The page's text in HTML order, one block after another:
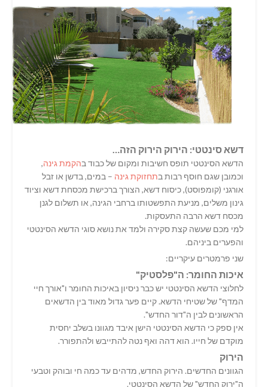
דשא סינטטי: הירוק הירוק הזה…
הדשא הסינטטי תופס חשיבות ומקום של כבוד בהקמת גינה,
וכמובן שגם חוסף רבות בתחזוקת גינה – במים, בדשן או זבל
אורגני (קומפוסט), כיסוח דשא, הצורך ברכישת מכסחת דשא וציוד
גינון משלים, מניעת התפשטותו ברחבי הגינה, או תשלום לגנן
מכסח דשא הרבה התעסקות.
למי מכם שעשה קצת סקירה ולמד את נושא סוגי הדשא הסינטטי
והפערים ביניהם.
שני פרמטרים עיקריים:
איכות החומר: ה"פלסטיק"
לחלוצי הדשא הסינטטי יש כבר ניסיון באיכות החומר ו"אורך חיי
המדף" של שטיחי הדשא. קיים פער גדול מאוד בין הדשאים
הראשונים לבין ה"דור החדש".
אין ספק כי הדשא הסינטטי הישן איבד מגוונו בשלב יחסית
מוקדם של חייו. הוא דהה ואף נטה להתייבש ולהתפורר.
הירוק
הגוונים החדשים. הירוק החדש, מדהים עד כמה חי ובוהק וטבעי
ה"ירוק החדש" של הדשא הסינטטי.